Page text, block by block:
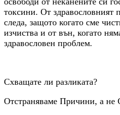
токсини. От здравословният
следа, защото когато сме
изчиства и от вън, когато
здравословен проблем.
Схващате ли разликата?
Отстраняваме Причини, а